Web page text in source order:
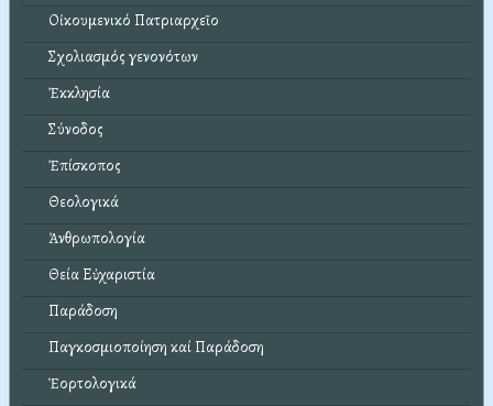
Οἰκουμενικό Πατριαρχεῖο
Σχολιασμός γενονότων
Ἐκκλησία
Σύνοδος
Ἐπίσκοπος
Θεολογικά
Ἀνθρωπολογία
Θεία Εὐχαριστία
Παράδοση
Παγκοσμιοποίηση καί Παράδοση
Ἑορτολογικά